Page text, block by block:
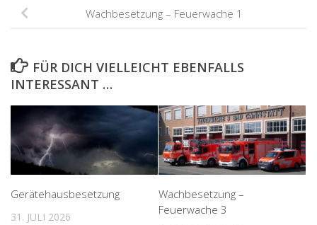
Wachbesetzung – Feuerwache 1
FÜR DICH VIELLEICHT EBENFALLS
INTERESSANT …
Gerätehausbesetzung
31. JULI 2026
Wachbesetzung –
Feuerwache 3